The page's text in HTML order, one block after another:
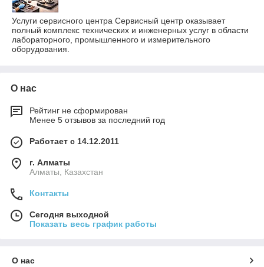
Услуги сервисного центра Сервисный центр оказывает
полный комплекс технических и инженерных услуг в области
лабораторного, промышленного и измерительного
оборудования.
О нас
Рейтинг не сформирован
Менее 5 отзывов за последний год
Работает с 14.12.2011
г. Алматы
Алматы, Казахстан
Контакты
Сегодня выходной
Показать весь график работы
О нас